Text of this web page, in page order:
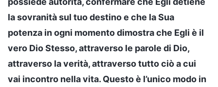
la sovranità sul tuo destino e che la Sua
potenza in ogni momento dimostra che Egli è il
vero Dio Stesso, attraverso le parole di Dio,
attraverso la verità, attraverso tutto ciò a cui
vai incontro nella vita. Questo è l’unico modo in